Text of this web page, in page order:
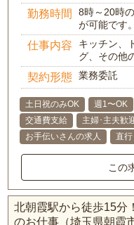
勤務時間
8時～20時
が可能です
仕事内容
キッチン、
グ、その他
契約形態 業務委託
土日祝のみOK 週1〜OK
交通費支給
主婦･主夫歓
お手伝いさんの求人
直
この
北朝霞駅から徒歩15分
のお仕事（埼玉県朝霞